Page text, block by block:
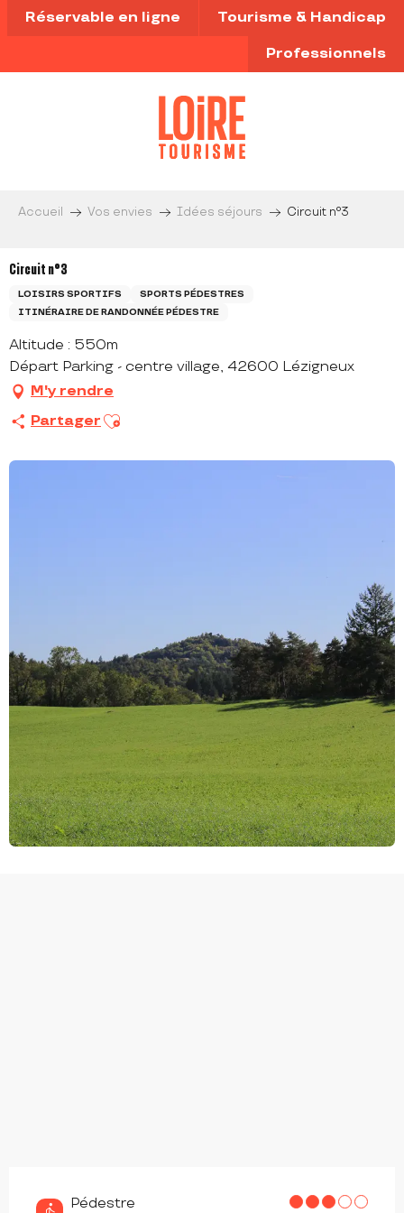
Aller
au
principal
Réservable en ligne Tourisme & Handicap
Professionnels
Accueil Vos envies Idées séjours Circuit n°3
Circuit n°3
LOISIRS SPORTIFS
SPORTS PÉDESTRES
ITINÉRAIRE DE RANDONNÉE PÉDESTRE
Altitude : 550m
Départ Parking - centre village, 42600 Lézigneux
M'y rendre
Partager Ajouter aux favoris
Pédestre